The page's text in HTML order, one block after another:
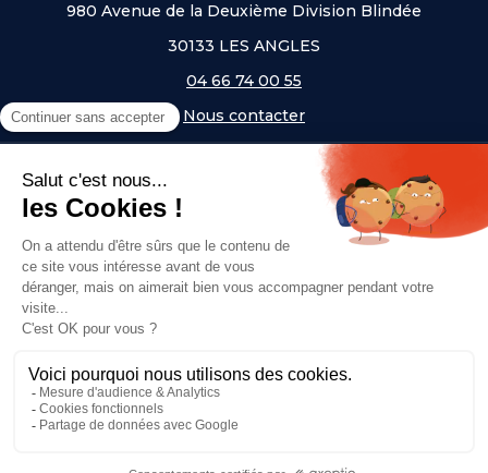
980 Avenue de la Deuxième Division Blindée
30133 LES ANGLES
04 66 74 00 55
Nous contacter
NOS UNIVERS
- Serem
- Lifetime
- Mottez
- JAD Groupe